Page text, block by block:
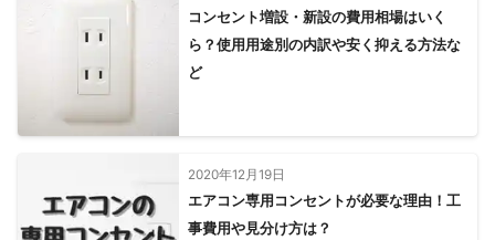
コンセント増設・新設の費用相場はいく
ら？使用用途別の内訳や安く抑える方法な
ど
2020年12月19日
エアコン専用コンセントが必要な理由！工
事費用や見分け方は？